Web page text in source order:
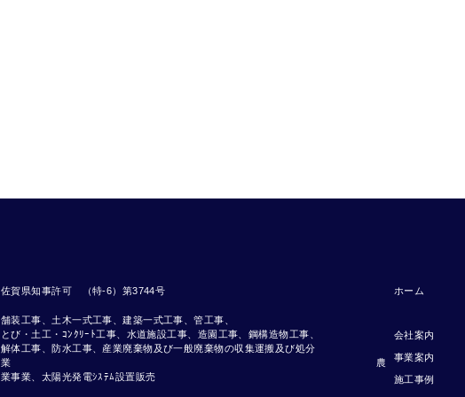
佐賀県知事許可 （特-6）第3744号
舗装工事、土木一式工事、建築一式工事、管工事、
とび・土工・ｺﾝｸﾘｰﾄ工事、水道施設工事、造園工事、鋼構造物工事、
解体工事、防水工事、産業廃棄物及び一般廃棄物の収集運搬及び処分
業 農
業事業、太陽光発電ｼｽﾃﾑ設置販売
ホーム
会社案内
事業案内
施工事例